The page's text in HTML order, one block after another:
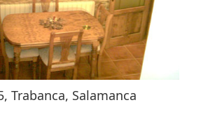
Trabanca, Salamanca